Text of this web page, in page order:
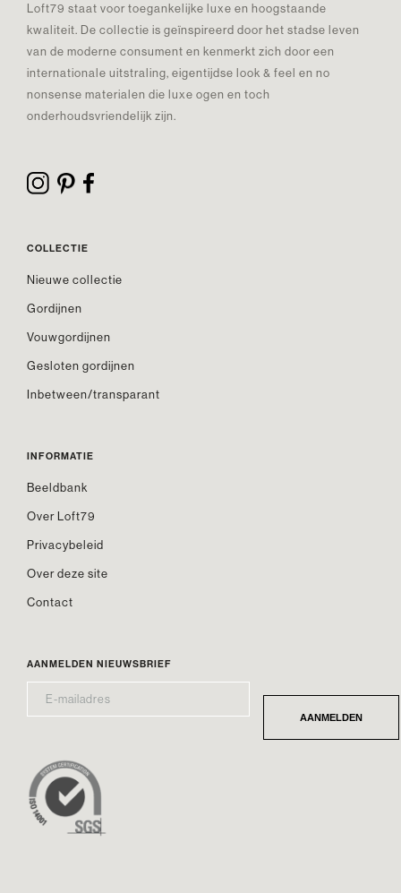
Loft79 staat voor toegankelijke luxe en hoogstaande
kwaliteit. De collectie is geïnspireerd door het stadse leven
van de moderne consument en kenmerkt zich door een
internationale uitstraling, eigentijdse look & feel en no
nonsense materialen die luxe ogen en toch
onderhoudsvriendelijk zijn.
COLLECTIE
Nieuwe collectie
Gordijnen
Vouwgordijnen
Gesloten gordijnen
Inbetween/transparant
INFORMATIE
Beeldbank
Over Loft79
Privacybeleid
Over deze site
Contact
AANMELDEN NIEUWSBRIEF
MAILADRES* AANMELDEN